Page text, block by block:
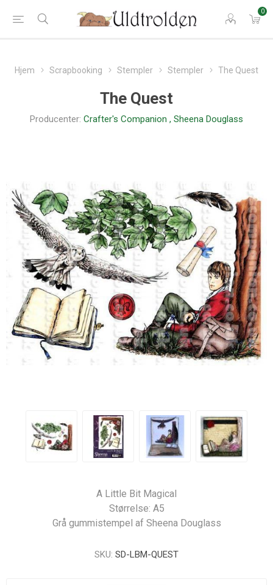
0
Hjem Scrapbooking Stempler Stempler The Quest
The Quest
Producenter: Crafter's Companion , Sheena Douglass
A Little Bit Magical
Størrelse: A5
Grå gummistempel af Sheena Douglass
SKU: SD-LBM-QUEST